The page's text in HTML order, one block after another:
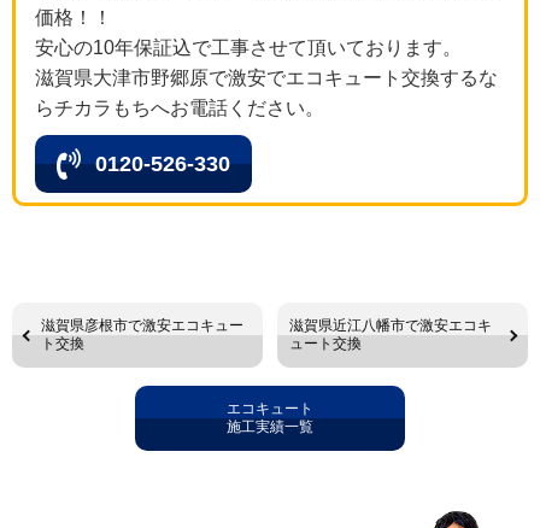
価格！！
安心の10年保証込で工事させて頂いております。
滋賀県大津市野郷原で激安でエコキュート交換するな
らチカラもちへお電話ください。
0120-526-330
滋賀県彦根市で激安エコキュー
ト交換
滋賀県近江八幡市で激安エコキ
ュート交換
エコキュート
施工実績一覧